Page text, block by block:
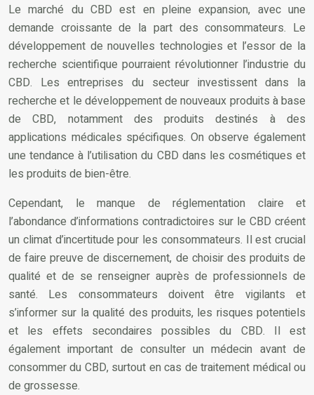
Le marché du CBD est en pleine expansion, avec une
demande croissante de la part des consommateurs. Le
développement de nouvelles technologies et l’essor de la
recherche scientifique pourraient révolutionner l’industrie du
CBD. Les entreprises du secteur investissent dans la
recherche et le développement de nouveaux produits à base
de CBD, notamment des produits destinés à des
applications médicales spécifiques. On observe également
une tendance à l’utilisation du CBD dans les cosmétiques et
les produits de bien-être.
Cependant, le manque de réglementation claire et
l’abondance d’informations contradictoires sur le CBD créent
un climat d’incertitude pour les consommateurs. Il est crucial
de faire preuve de discernement, de choisir des produits de
qualité et de se renseigner auprès de professionnels de
santé. Les consommateurs doivent être vigilants et
s’informer sur la qualité des produits, les risques potentiels
et les effets secondaires possibles du CBD. Il est
également important de consulter un médecin avant de
consommer du CBD, surtout en cas de traitement médical ou
de grossesse.